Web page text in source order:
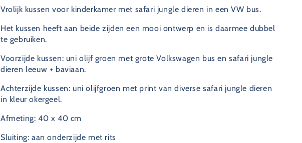
-
olijf
groen
geel
bus
olijf
oker
Vrolijk kussen voor kinderkamer met safari jungle dieren in een VW bus.
Het kussen heeft aan beide zijden een mooi ontwerp en is daarmee dubbel
te gebruiken.
Voorzijde kussen: uni olijf groen met grote Volkswagen bus en safari jungle
dieren leeuw + baviaan.
Achterzijde kussen: uni olijfgroen met print van diverse safari jungle dieren
in kleur okergeel.
Afmeting: 40 x 40 cm
Sluiting: aan onderzijde met rits